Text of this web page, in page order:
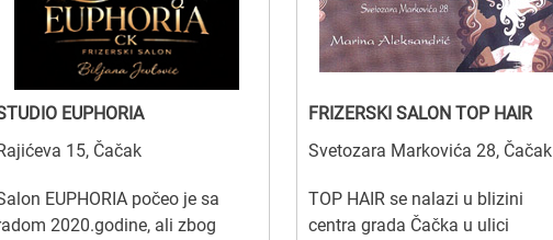
EUPHORIA
15, Čačak
EUPHORIA počeo je sa
2020.godine, ali zbog
FRIZERSKI SALON TOP HAIR
Svetozara Markovića 28, Čačak
TOP HAIR se nalazi u blizini
centra grada Čačka u ulici